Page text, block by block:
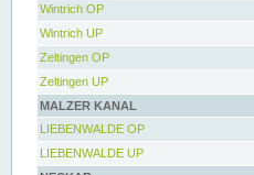
Wintrich OP
Wintrich UP
Zeltingen OP
Zeltingen UP
MALZER KANAL
LIEBENWALDE OP
LIEBENWALDE UP